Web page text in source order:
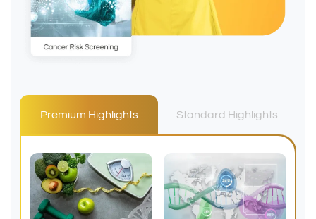
Premium Highlights Standard Highlights